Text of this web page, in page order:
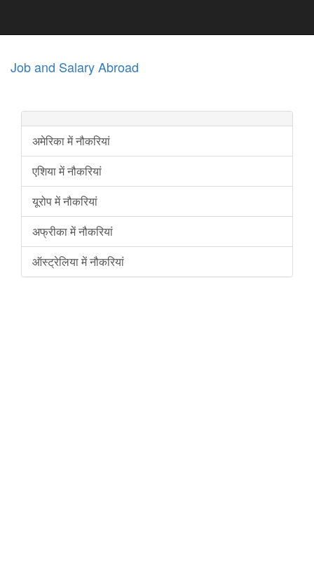
Job and Salary Abroad
अमेरिका में नौकरियां
एशिया में नौकरियां
यूरोप में नौकरियां
अफ्रीका में नौकरियां
ऑस्ट्रेलिया में नौकरियां